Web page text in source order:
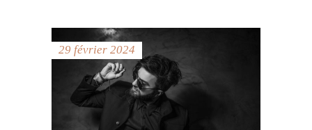
29 février 2024